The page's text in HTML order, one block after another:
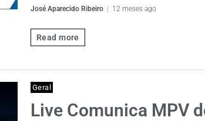
José Aparecido Ribeiro
12 meses ago
Read more
Geral
Live Comunica MPV